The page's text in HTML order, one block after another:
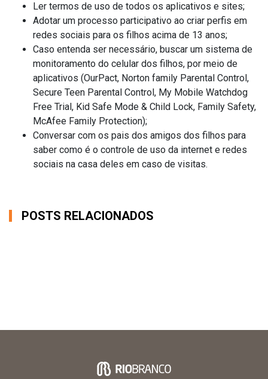
Ler termos de uso de todos os aplicativos e sites;
Adotar um processo participativo ao criar perfis em
redes sociais para os filhos acima de 13 anos;
Caso entenda ser necessário, buscar um sistema de
monitoramento do celular dos filhos, por meio de
aplicativos (OurPact, Norton family Parental Control,
Secure Teen Parental Control, My Mobile Watchdog
Free Trial, Kid Safe Mode & Child Lock, Family Safety,
McAfee Family Protection);
Conversar com os pais dos amigos dos filhos para
saber como é o controle de uso da internet e redes
sociais na casa deles em caso de visitas.
POSTS RELACIONADOS